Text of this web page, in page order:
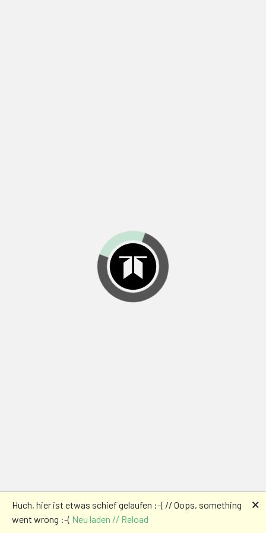
Huch, hier ist etwas schief gelaufen :-( // Oops, something
went wrong :-( Neu laden // Reload
🗙